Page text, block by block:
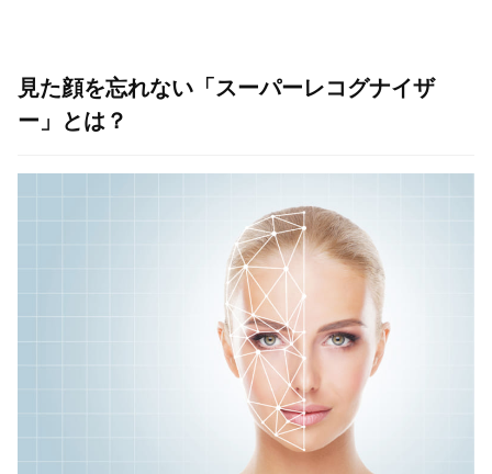
見た顔を忘れない「スーパーレコグナイザ
ー」とは？